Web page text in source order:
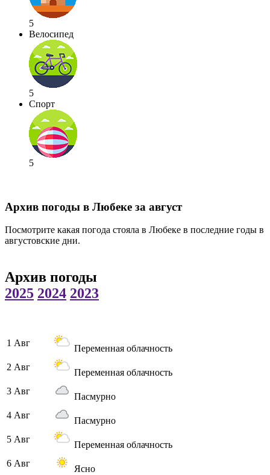
5
Велосипед
5
Спорт
5
Архив погоды в Любеке за август
Посмотрите какая погода стояла в Любеке в последние годы в
августовские дни.
Архив погоды
2025 2024 2023
1 Авг
Переменная облачность
2 Авг
Переменная облачность
3 Авг
Пасмурно
4 Авг
Пасмурно
5 Авг
Переменная облачность
6 Авг
Ясно